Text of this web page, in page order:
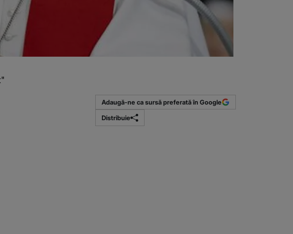
Adaugă-ne ca sursă preferată în Google
Distribuie